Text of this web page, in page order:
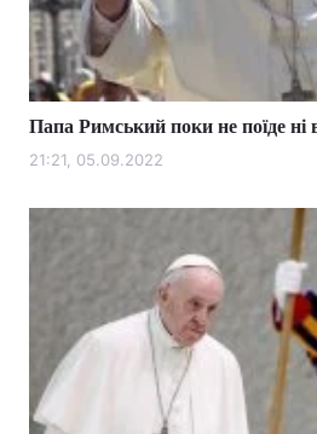
Папа Римський поки не поїде ні
21:21, 05.09.2022